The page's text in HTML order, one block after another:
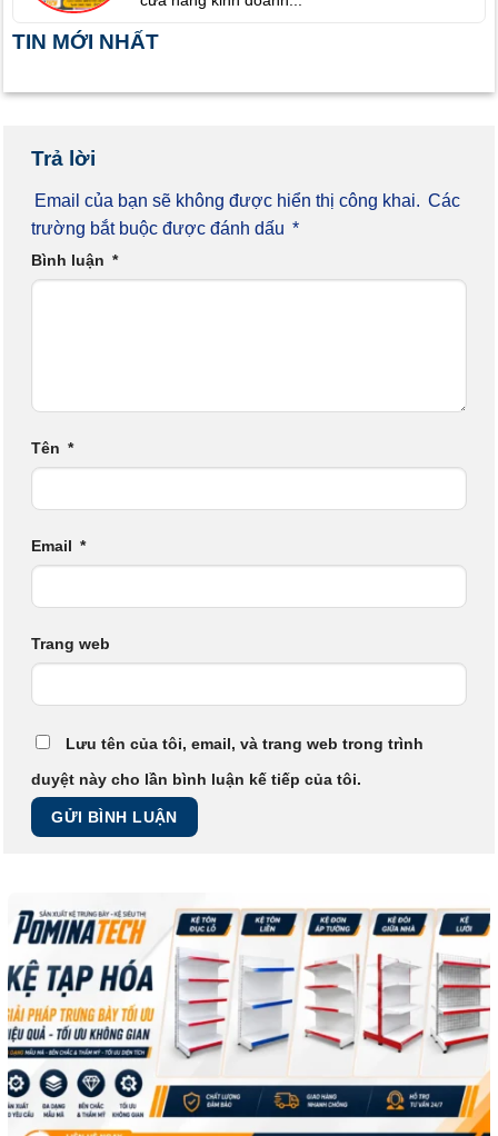
TIN MỚI NHẤT
Trả lời
Email của bạn sẽ không được hiển thị công khai. Các
trường bắt buộc được đánh dấu *
Bình luận *
Tên *
Email *
Trang web
Lưu tên của tôi, email, và trang web trong trình
duyệt này cho lần bình luận kế tiếp của tôi.